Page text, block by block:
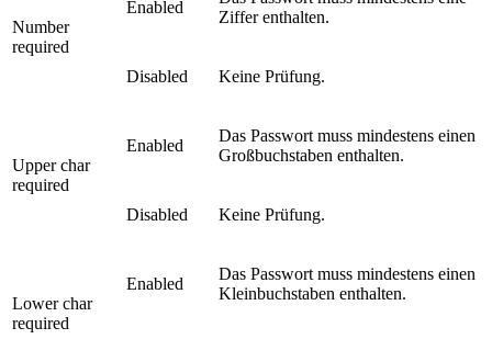
Number
required
Enabled
Ziffer enthalten.
Disabled Keine Prüfung.
Upper char
required
Enabled
Das Passwort muss mindestens einen
Großbuchstaben enthalten.
Disabled Keine Prüfung.
Lower char
required
Enabled
Das Passwort muss mindestens einen
Kleinbuchstaben enthalten.